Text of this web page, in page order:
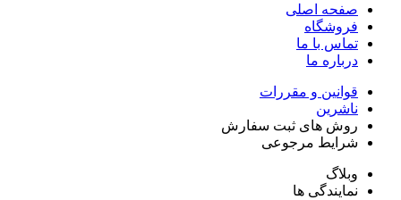
صفحه اصلی
فروشگاه
تماس با ما
درباره ما
قوانین و مقررات
ناشرین
روش های ثبت سفارش
شرایط مرجوعی
وبلاگ
نمایندگی ها